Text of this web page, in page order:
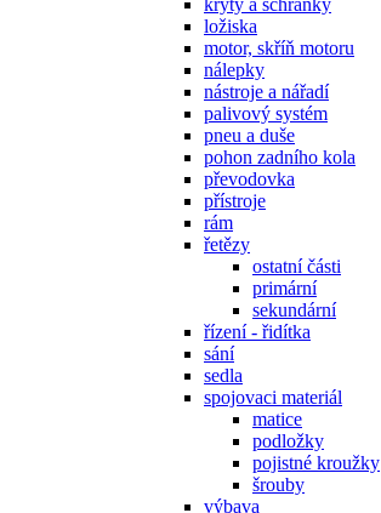
ložiska
motor, skříň motoru
nálepky
nástroje a nářadí
palivový systém
pneu a duše
pohon zadního kola
převodovka
přístroje
rám
řetězy
ostatní části
primární
sekundární
řízení - řidítka
sání
sedla
spojovaci materiál
matice
podložky
pojistné kroužky
šrouby
výbava